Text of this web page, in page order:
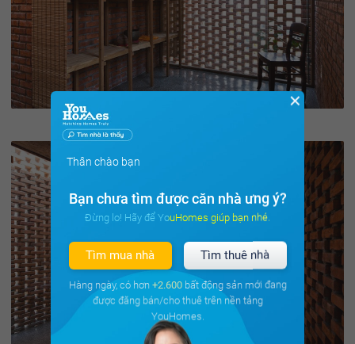
✕
Thân chào bạn
Bạn chưa tìm được căn nhà ưng ý?
Đừng lo! Hãy để YouHomes giúp bạn nhé.
Tìm mua nhà Tìm thuê nhà
Hàng ngày, có hơn +2.600bất động sản mới đang
được đăng bán/cho thuê trên nền tảng
YouHomes.